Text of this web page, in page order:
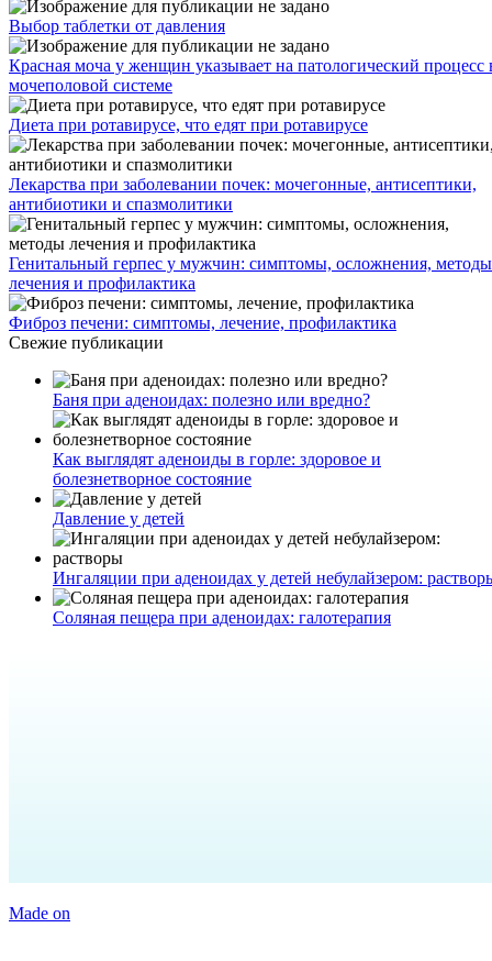
Выбор таблетки от давления
Красная моча у женщин указывает на патологический процесс
мочеполовой системе
Диета при ротавирусе, что едят при ротавирусе
Лекарства при заболевании почек: мочегонные, антисептики,
антибиотики и спазмолитики
Генитальный герпес у мужчин: симптомы, осложнения, методы
лечения и профилактика
Фиброз печени: симптомы, лечение, профилактика
Свежие публикации
Баня при аденоидах: полезно или вредно?
Как выглядят аденоиды в горле: здоровое и
болезнетворное состояние
Давление у детей
Ингаляции при аденоидах у детей небулайзером:
Соляная пещера при аденоидах: галотерапия
Made on